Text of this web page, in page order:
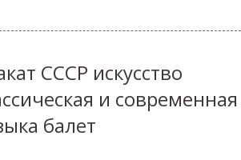
СССР искусство
и современная
балет